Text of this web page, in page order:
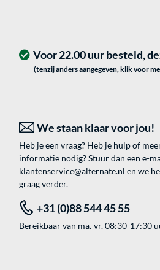
Voor 22.00 uur besteld,
(tenzij anders aangegeven, klik voor
We staan klaar voor jou!
Heb je een vraag? Heb je hulp of
informatie nodig? Stuur dan een e-
klantenservice@alternate.nl en we
graag verder.
+31 (0)88 544 45 55
Bereikbaar van ma.-vr. 08:30-17:30